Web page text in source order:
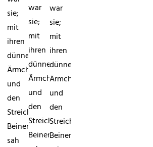
sie;
mit
ihren
dünnen
Ärmchen
und
den
Streichholz-
Beinen
sah
war
sie;
mit
ihren
dünnen
Ärmchen
und
den
Streichholz-
Beinen
war
sie;
mit
ihren
dünnen
Ärmchen
und
den
Streichholz-
Beinen